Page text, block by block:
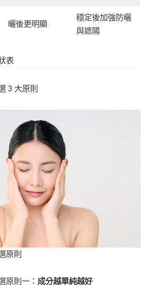
曬後更明顯
穩定後加強防曬
與遮陽
表
3 大原則
原則
原則一： 成分越單純越好